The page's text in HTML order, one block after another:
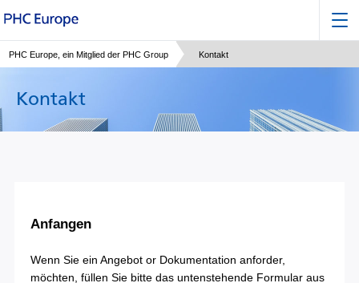
PHC Europe, ein Mitglied der PHC Group Kontakt
Kontakt